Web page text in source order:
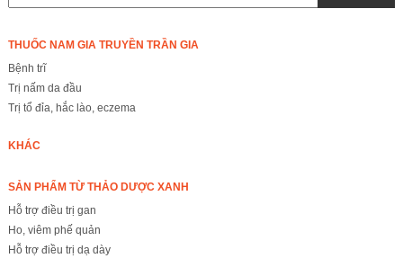
THUỐC NAM GIA TRUYỀN TRẦN GIA
Bệnh trĩ
Trị nấm da đầu
Trị tổ đỉa, hắc lào, eczema
KHÁC
SẢN PHẨM TỪ THẢO DƯỢC XANH
Hỗ trợ điều trị gan
Ho, viêm phế quản
Hỗ trợ điều trị dạ dày